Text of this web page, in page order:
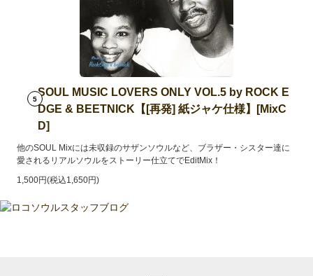
5
SOUL MUSIC LOVERS ONLY VOL.5 by ROCK E
DGE & BEETNICK【[再発] 紙ジャケ仕様】[MixC
D]
他のSOUL Mixには未収録のサザンソウルなど、ブラザー・シスター達に
愛されるリアルソウルをストーリー仕立てでEditMix！
1,500円(税込1,650円)